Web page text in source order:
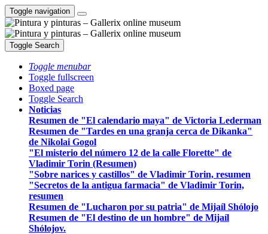
Toggle navigation
Toggle Search
Toggle menubar
Toggle fullscreen
Boxed page
Toggle Search
Noticias
Resumen de "El calendario maya" de Victoria Lederman
Resumen de "Tardes en una granja cerca de Dikanka"
de Nikolai Gogol
"El misterio del número 12 de la calle Florette" de
Vladimir Torin (Resumen)
"Sobre narices y castillos" de Vladimir Torin, resumen
"Secretos de la antigua farmacia" de Vladimir Torin,
resumen
Resumen de "Lucharon por su patria" de Mijaíl Shólojo
Resumen de "El destino de un hombre" de Mijaíl
Shólojov.